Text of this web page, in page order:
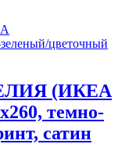
(ИКЕА
темно-
сатин